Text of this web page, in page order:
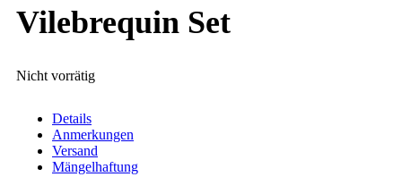
Vilebrequin Set
Nicht vorrätig
Details
Anmerkungen
Versand
Mängelhaftung